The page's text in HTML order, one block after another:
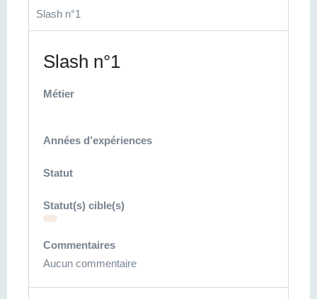
Slash n°1
Slash n°1
Métier
Années d’expériences
Statut
Statut(s) cible(s)
Commentaires
Aucun commentaire